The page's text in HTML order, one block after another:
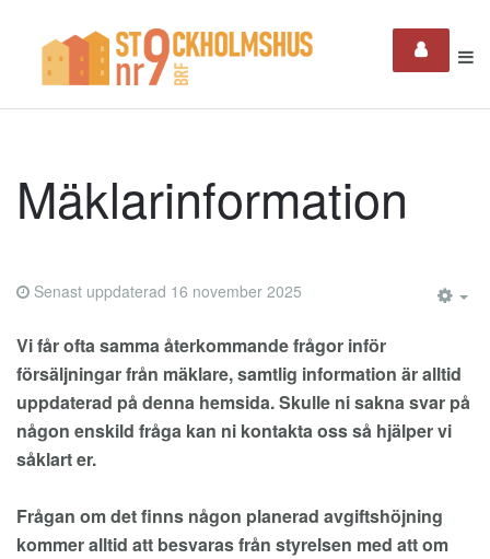
Mäklarinformation
Senast uppdaterad 16 november 2025
Vi får ofta samma återkommande frågor inför
försäljningar från mäklare, samtlig information är alltid
uppdaterad på denna hemsida. Skulle ni sakna svar på
någon enskild fråga kan ni kontakta oss så hjälper vi
såklart er.
Frågan om det finns någon planerad avgiftshöjning
kommer alltid att besvaras från styrelsen med att om